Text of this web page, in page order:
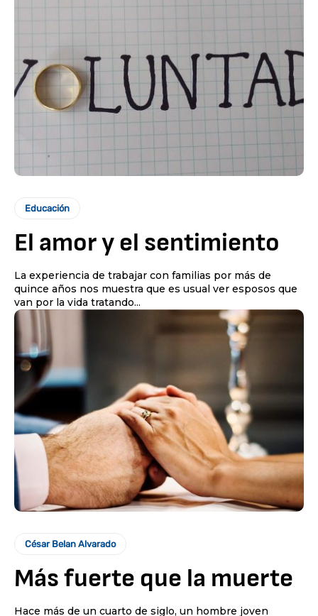
Educación
El amor y el sentimiento
La experiencia de trabajar con familias por más de
quince años nos muestra que es usual ver esposos que
van por la vida tratando...
César Belan Alvarado
Más fuerte que la muerte
Hace más de un cuarto de siglo, un hombre joven